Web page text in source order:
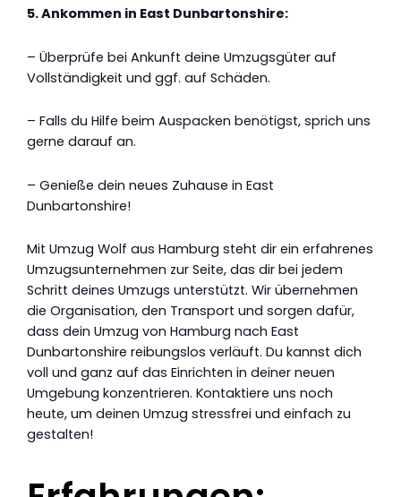
5. Ankommen in East Dunbartonshire:
– Überprüfe bei Ankunft deine Umzugsgüter auf
Vollständigkeit und ggf. auf Schäden.
– Falls du Hilfe beim Auspacken benötigst, sprich uns
gerne darauf an.
– Genieße dein neues Zuhause in East
Dunbartonshire!
Mit Umzug Wolf aus Hamburg steht dir ein erfahrenes
Umzugsunternehmen zur Seite, das dir bei jedem
Schritt deines Umzugs unterstützt. Wir übernehmen
die Organisation, den Transport und sorgen dafür,
dass dein Umzug von Hamburg nach East
Dunbartonshire reibungslos verläuft. Du kannst dich
voll und ganz auf das Einrichten in deiner neuen
Umgebung konzentrieren. Kontaktiere uns noch
heute, um deinen Umzug stressfrei und einfach zu
gestalten!